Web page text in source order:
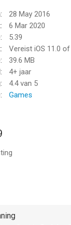
thema's en pas het
door je
games gespeeld,
beloond met
met deze
een app voor
laatst vergeleken
28 May 2016
6 Mar 2020
5.39
Vereist iOS 11.0
39.6 MB
4+ jaar
4.4van 5
Games